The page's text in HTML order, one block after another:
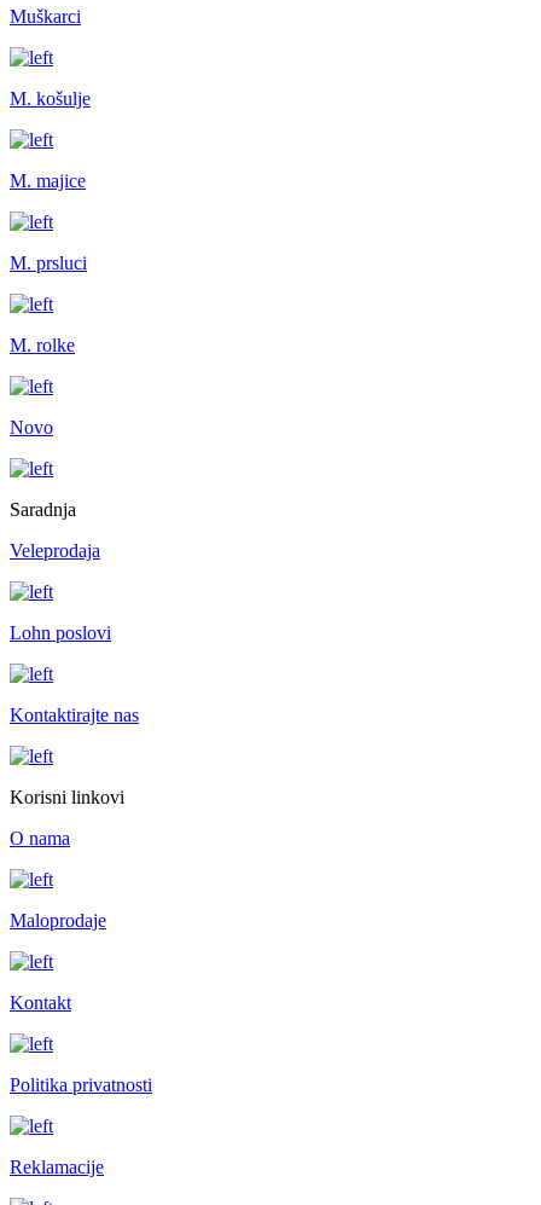
Muškarci
M. košulje
M. majice
M. prsluci
M. rolke
Novo
Saradnja
Veleprodaja
Lohn poslovi
Kontaktirajte nas
Korisni linkovi
O nama
Maloprodaje
Kontakt
Politika privatnosti
Reklamacije